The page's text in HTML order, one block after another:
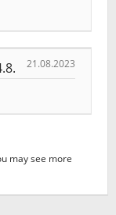
21.08.2023
may see more